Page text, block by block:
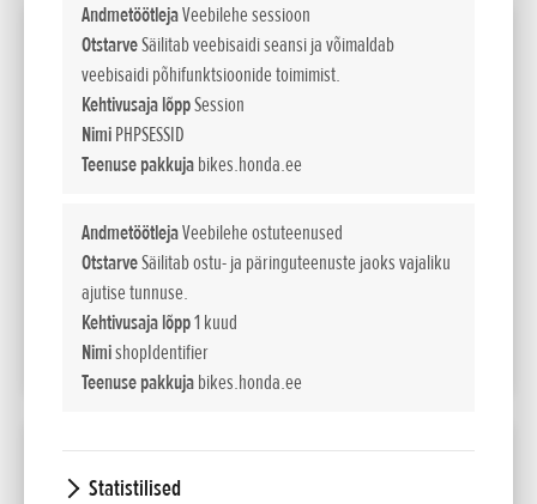
AndmetöötlejaVeebilehe sessioon
OtstarveSäilitab veebisaidi seansi ja võimaldab
veebisaidi põhifunktsioonide toimimist.
Kehtivusaja lõppSession
NimiPHPSESSID
Teenuse pakkujabikes.honda.ee
AndmetöötlejaVeebilehe ostuteenused
OtstarveSäilitab ostu- ja päringuteenuste jaoks vajaliku
ajutise tunnuse.
Kehtivusaja lõpp1 kuud
NimishopIdentifier
Teenuse pakkujabikes.honda.ee
Statistilised
2025 Redmoto CRF450RX Enduro
Võimsus
kW / pmin
41,3kW/9,500min-1
(95/1/EC)
EUR sis. km 24%
Liising kuus
LISA VÕRDLUSESSE
2025 Redmoto CRF450RX Enduro Special